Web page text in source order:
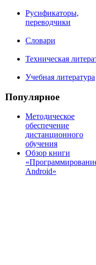
Русификаторы,
переводчики
Словари
Техническая
Учебная литература
Популярное
Методическое
обеспечение
дистанционного
обучения
Обзор книги
Android»